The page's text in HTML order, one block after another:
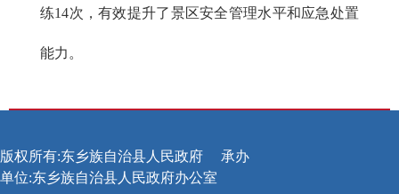
练14次，有效提升了景区安全管理水平和应急处置
能力。
版权所有:东乡族自治县人民政府
承办
单位:东乡族自治县人民政府办公室